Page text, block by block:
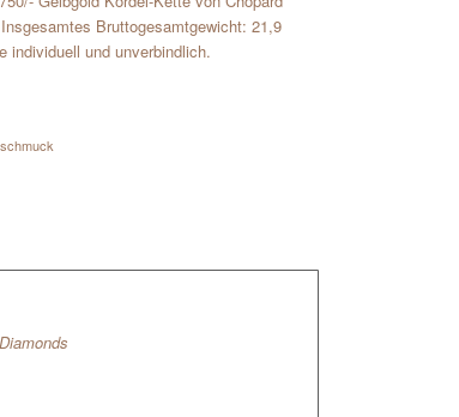
Bruttogesamtgewicht: 21,9
individuell und unverbindlich.